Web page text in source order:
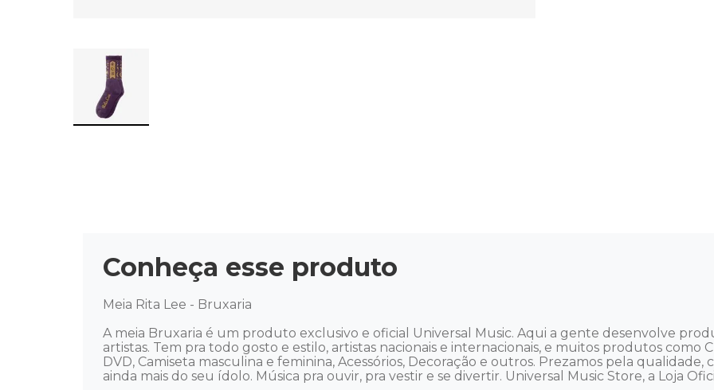
Conheça esse produto
Meia Rita Lee - Bruxaria
A meia Bruxaria é um produto exclusivo e oficial Universal Music. Aqui a gente desenvolve
artistas. Tem pra todo gosto e estilo, artistas nacionais e internacionais, e muitos produtos como
DVD, Camiseta masculina e feminina, Acessórios, Decoração e outros. Prezamos pela
ainda mais do seu ídolo. Música pra ouvir, pra vestir e se divertir. Universal Music Store, a Loja